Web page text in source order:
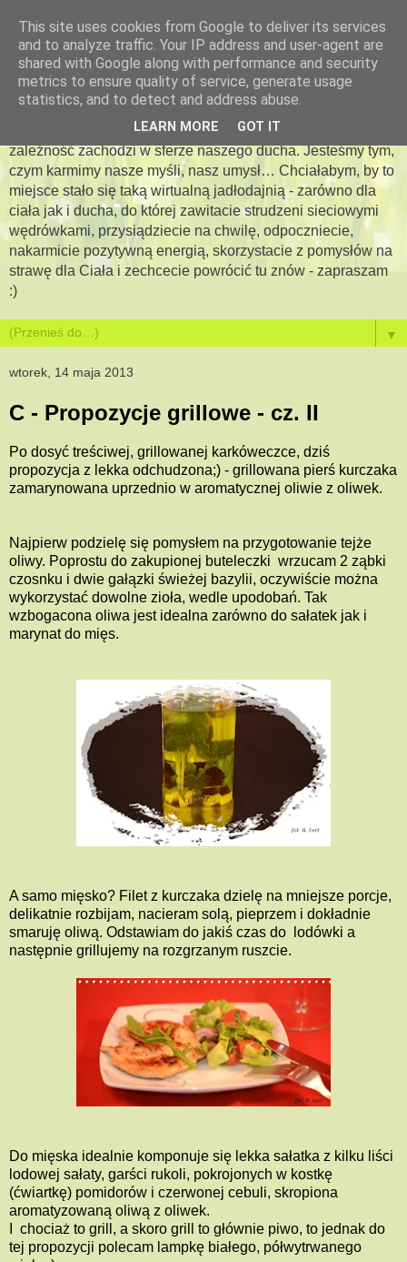
Apetyt na więcej -
jadłodajnia dla duszy i ciała
Bo jesteś tym, co jesz…. Pewna jestem, że podobna
zależność zachodzi w sferze naszego ducha. Jesteśmy tym,
czym karmimy nasze myśli, nasz umysł… Chciałabym, by to
miejsce stało się taką wirtualną jadłodajnią - zarówno dla
ciała jak i ducha, do której zawitacie strudzeni sieciowymi
wędrówkami, przysiądziecie na chwilę, odpoczniecie,
nakarmicie pozytywną energią, skorzystacie z pomysłów na
strawę dla Ciała i zechcecie powrócić tu znów - zapraszam
:)
▼
wtorek, 14 maja 2013
C - Propozycje grillowe - cz. II
Po dosyć treściwej, grillowanej karkóweczce, dziś
propozycja z lekka odchudzona;) - grillowana pierś kurczaka
zamarynowana uprzednio w aromatycznej oliwie z oliwek.
Najpierw podzielę się pomysłem na przygotowanie tejże
oliwy. Poprostu do zakupionej buteleczki wrzucam 2 ząbki
czosnku i dwie gałązki świeżej bazylii, oczywiście można
wykorzystać dowolne zioła, wedle upodobań. Tak
wzbogacona oliwa jest idealna zarówno do sałatek jak i
marynat do mięs.
A samo mięsko? Filet z kurczaka dzielę na mniejsze porcje,
delikatnie rozbijam, nacieram solą, pieprzem i dokładnie
smaruję oliwą. Odstawiam do jakiś czas do lodówki a
następnie grillujemy na rozgrzanym ruszcie.
Do mięska idealnie komponuje się lekka sałatka z kilku liści
lodowej sałaty, garści rukoli, pokrojonych w kostkę
(ćwiartkę) pomidorów i czerwonej cebuli, skropiona
aromatyzowaną oliwą z oliwek.
I chociaż to grill, a skoro grill to głównie piwo, to jednak do
tej propozycji polecam lampkę białego, półwytrwanego
This site uses cookies from Google to deliver its services
and to analyze traffic. Your IP address and user-agent are
shared with Google along with performance and security
metrics to ensure quality of service, generate usage
statistics, and to detect and address abuse.
LEARN MORE GOT IT